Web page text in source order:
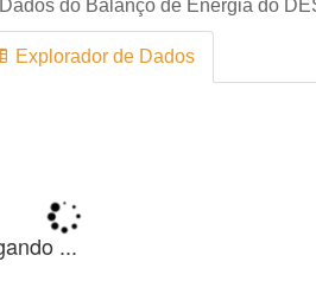
Dados do Balanço de Energia do
Explorador de Dados